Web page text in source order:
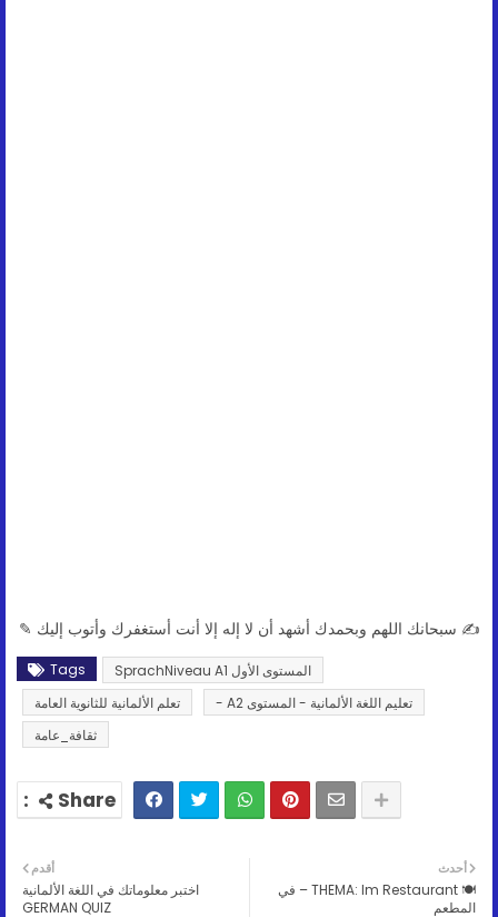
✍ سبحانك اللهم وبحمدك أشهد أن لا إله إلا أنت أستغفرك وأتوب إليك ✎
Tags
المستوى الأول SprachNiveau A1
تعلم الألمانية للثانوية العامة
تعليم اللغة الألمانية - المستوى A2 -
ثقافة_عامة
أحدث
🍽️ THEMA: Im Restaurant – في
المطعم
أقدم
اختبر معلوماتك في اللغة الألمانية
GERMAN QUIZ